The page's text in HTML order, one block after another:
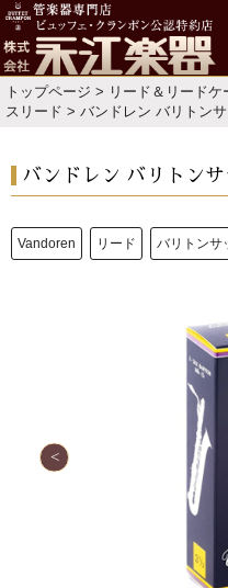
トップページ > リード＆リードケ
スリード > バンドレン バリトン
バンドレン バリトン
Vandoren リード バリトンサ